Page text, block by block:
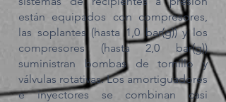
están equipados con compresores,
las soplantes (hasta 1,0 bar(g)) y los
compresores (hasta 2,0 bar(g))
suministran bombas de tornillo y
válvulas rotativas. Los amortiguadores
e inyectores se combinan casi